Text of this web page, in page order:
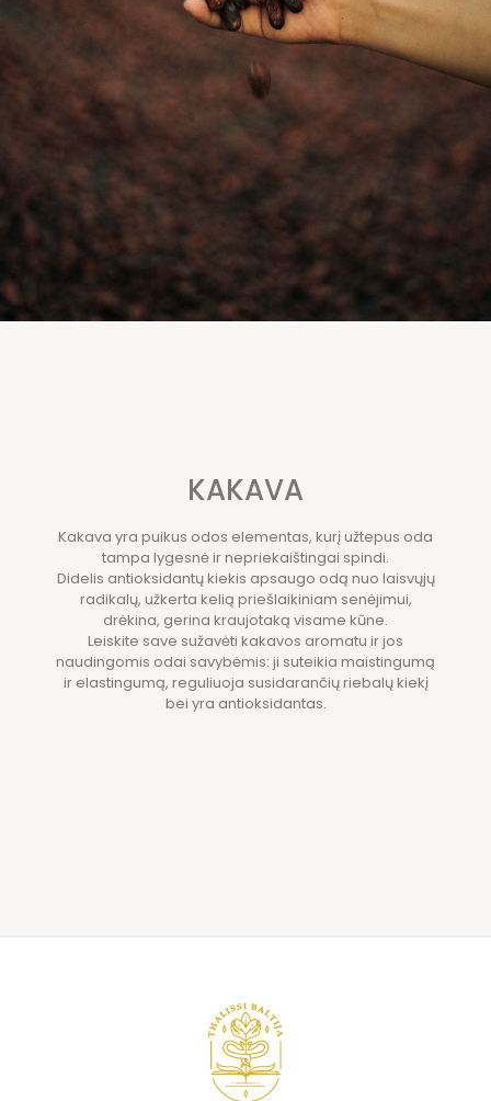
KAKAVA
Kakava yra puikus odos elementas, kurį užtepus oda
tampa lygesnė ir nepriekaištingai spindi.
Didelis antioksidantų kiekis apsaugo odą nuo laisvųjų
radikalų, užkerta kelią priešlaikiniam senėjimui,
drėkina, gerina kraujotaką visame kūne.
Leiskite save sužavėti kakavos aromatu ir jos
naudingomis odai savybėmis: ji suteikia maistingumą
ir elastingumą, reguliuoja susidarančių riebalų kiekį
bei yra antioksidantas.